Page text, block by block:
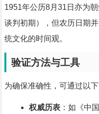
1951年公历8月31日亦为
谈判初期），但农历日期
统文化的时间观。
验证方法与工具
为确保准确性，可通过以下
权威历表：如《中